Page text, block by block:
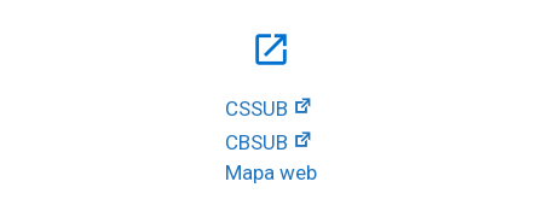
open_in_new
CSSUB
CBSUB
Mapa web